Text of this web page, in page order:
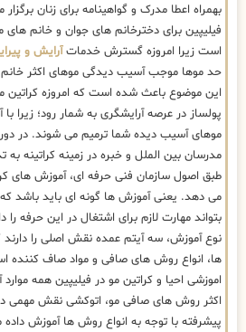
بهمراه اعطا مدرک و گواهینامه برای زنان
فیلیپین برای دخترخانم های جوان و خانم های
است زیرا امروزه گسترش خدماتآرایش و
حد موها موجب آسیب دیدگی موهای اکثر
این موضوع باعث شده است که امروزه کراتین
پولساز در عرصه آرایشگری به شمار رود؛ زیرا
موهای آسیب دیده شما ترمیم می شوند. در
مدرسان بین الملل و خبره در زمینه کراتینه
طبق اصول سازمان فنی حرفه ای، آموزش های
می دهد. یعنی آموزش ها گونه ای باید باشد
بتواند مهارت لازم برای اشتغال در این حرفه
نوع آموزش، سه آیتم عمده نقش اصلی را
ها، انواع روش های صافی و مواد صاف کننده
اموزشی احیا و کراتین مو در فیلیپین همه
اکثر روش های صافی مو، اتوکشی نقش مهمی
پیشرفته با توجه به انواع روش ها آموزش